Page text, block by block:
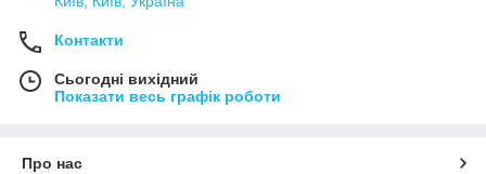
Контакти
Сьогодні вихідний
Показати весь графік роботи
Про нас